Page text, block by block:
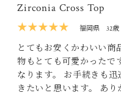
Zirconia Cross Top
★★★★★
福岡県 32歳
とてもお安くかわいい商
物もとても可愛かったで
なります。 お手続きも
きたいと思います。 あり